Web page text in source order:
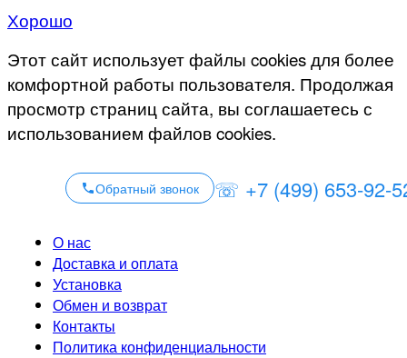
Хорошо
Этот сайт использует файлы cookies для более
комфортной работы пользователя. Продолжая
просмотр страниц сайта, вы соглашаетесь с
использованием файлов cookies.
Обратный звонок ☏ +7 (499) 653-92-
О нас
Доставка и оплата
Установка
Обмен и возврат
Контакты
Политика конфиденциальности